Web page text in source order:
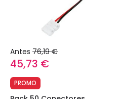
Antes 76,19 €
45,73 €
PROMO